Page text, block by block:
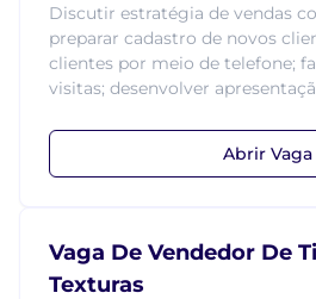
Discutir estratégia de vendas
preparar cadastro de novos
clientes por meio de telefone;
visitas; desenvolver
Abrir Vaga
Vaga De Vendedor De
Texturas